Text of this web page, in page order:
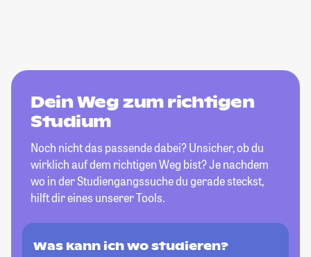
Dein Weg zum richtigen
Studium
Noch nicht das passende dabei? Unsicher, ob du
wirklich auf dem richtigen Weg bist? Je nachdem
wo in der Studiengangssuche du gerade steckst,
hilft dir eines unserer Tools.
Was kann ich wo studieren?